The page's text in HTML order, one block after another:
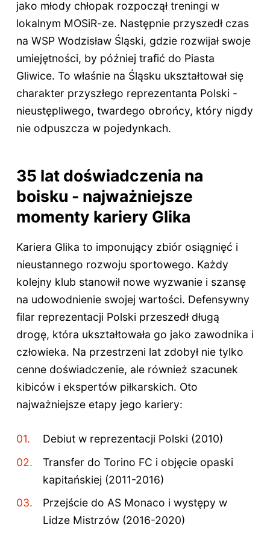
jako młody chłopak rozpoczął treningi w
lokalnym MOSiR-ze. Następnie przyszedł czas
na WSP Wodzisław Śląski, gdzie rozwijał swoje
umiejętności, by później trafić do Piasta
Gliwice. To właśnie na Śląsku ukształtował się
charakter przyszłego reprezentanta Polski -
nieustępliwego, twardego obrońcy, który nigdy
nie odpuszcza w pojedynkach.
35 lat doświadczenia na
boisku - najważniejsze
momenty kariery Glika
Kariera Glika to imponujący zbiór osiągnięć i
nieustannego rozwoju sportowego. Każdy
kolejny klub stanowił nowe wyzwanie i szansę
na udowodnienie swojej wartości. Defensywny
filar reprezentacji Polski przeszedł długą
drogę, która ukształtowała go jako zawodnika i
człowieka. Na przestrzeni lat zdobył nie tylko
cenne doświadczenie, ale również szacunek
kibiców i ekspertów piłkarskich. Oto
najważniejsze etapy jego kariery:
Debiut w reprezentacji Polski (2010)
Transfer do Torino FC i objęcie opaski
kapitańskiej (2011-2016)
Przejście do AS Monaco i występy w
Lidze Mistrzów (2016-2020)